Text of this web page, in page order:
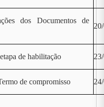
dos Documentos de
de habilitação
de compromisso